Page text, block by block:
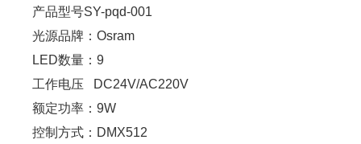
产品型号SY-pqd-001
光源品牌： Osram
LED数量：9
工作电压 DC24V/AC220V
额定功率：9W
控制方式： DMX512